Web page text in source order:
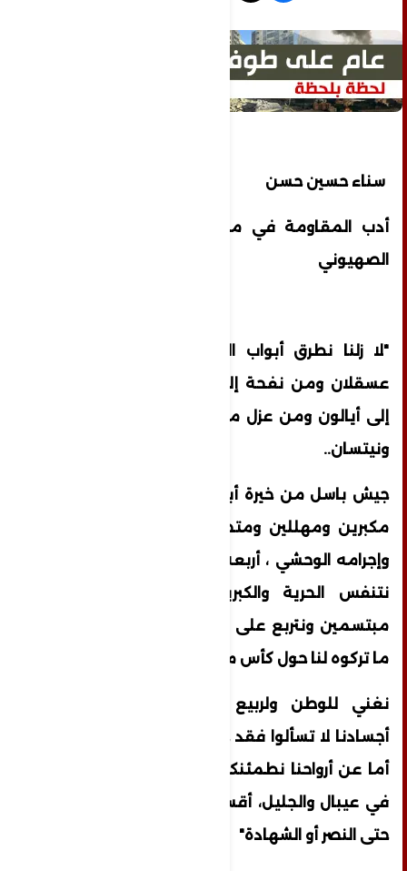
سناء حسين حسن
أدب المقاومة في مواجهة سجون الاحتلال
الصهيوني
"لا زلنا نطرق أبواب الزنازين من شطة إلى
عسقلان ومن نفحة إلى النقب ومن الجلمة
إلى أيالون ومن عزل مجدو إلى هداريم وسبع
ونيتسان..
جيش باسل من خيرة أبناء هذا الشعب.. نصرخ
مكبرين ومهللين ومتحدين للسجان وبطشه
وإجرامه الوحشي ، أربعة وثلاثون يوما وما زلنا
نتنفس الحرية والكبرياء نسير إلى الموت
مبتسمين ونتربع على بطانية سوداء هي كل
ما تركوه لنا حول كأس ماء وقليل من الملح
نغني للوطن ولربيع الانتصار القادم، عن
أجسادنا لا تسألوا فقد خانتنا وتهاوت منذ أيام
أما عن أرواحنا نطمئنكم صامدون كما الصخر
في عيبال والجليل، أقسمنا اليمين أن نواصل
حتى النصر أو الشهادة"